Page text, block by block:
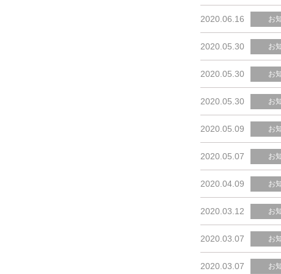
2020.06.16 お
2020.05.30 お
2020.05.30 お
2020.05.30 お
2020.05.09 お
2020.05.07 お
2020.04.09 お
2020.03.12 お
2020.03.07 お
2020.03.07 お